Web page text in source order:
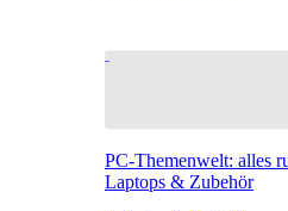
PC-Themenwelt: alles
Laptops & Zubehör